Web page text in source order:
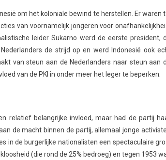
om het koloniale bewind te herstellen. Er waren
van voornamelijk jongeren voor
leider Sukarno werd de eerste president,
de strijd op en werd Indonesië ook
van steun aan de Nederlanders naar steun aan
van de PKI in onder meer het leger te beperken.
relatief belangrijke invloed, maar had de partij
de macht binnen de partij, allemaal jonge
in de burgerlijke nationalisten een spectaculaire
(die rond de 25% bedroeg) en tegen 1953